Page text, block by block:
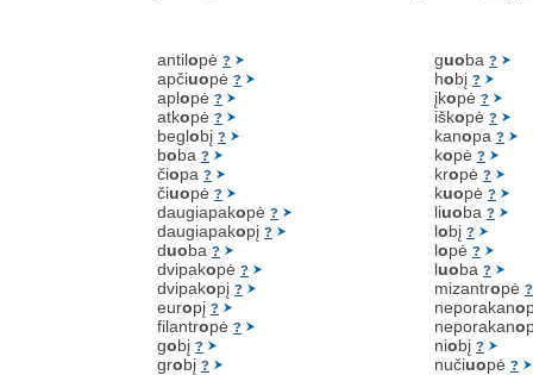
antilopė ?
apčiuopė ?
aplopė ?
atkopė ?
beglobį ?
boba ?
čiopa ?
čiuopė ?
daugiapakopė ?
daugiapakopį ?
duoba ?
dvipakopė ?
dvipakopį ?
europį ?
filantropė ?
gobį ?
grobį ?
guoba ?
hobį ?
įkopė ?
iškopė ?
kanopa ?
kopė ?
kropė ?
kuopė ?
liuoba ?
lobį ?
lopė ?
luoba ?
mizantropė ?
neporakano
neporakano
niobį ?
nučiuopė ?